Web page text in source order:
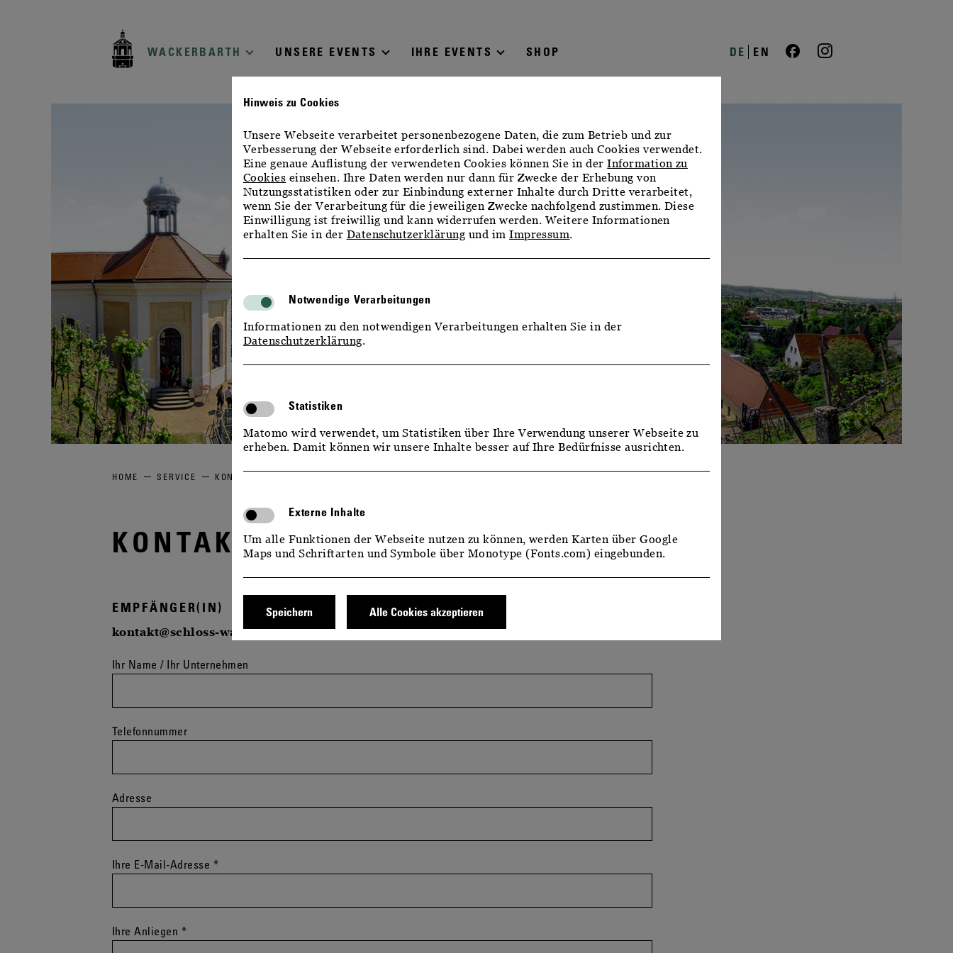
WACKERBARTH UNSERE EVENTS IHRE EVENTS SHOP DE EN
HOME SERVICE KONTAKT & ÖFFNUNGSZEITEN
KONTAKTFORMULAR
EMPFÄNGER(IN)
kontakt@schloss-wackerbarth.de
Ihr Name / Ihr Unternehmen
Telefonnummer
Adresse
Ihre E-Mail-Adresse *
Ihre Anliegen *
Hinweis zu Cookies
Unsere Webseite verarbeitet personenbezogene Daten, die zum Betrieb und zur
Verbesserung der Webseite erforderlich sind. Dabei werden auch Cookies verwendet.
Eine genaue Auflistung der verwendeten Cookies können Sie in derInformation zu
Cookies einsehen. Ihre Daten werden nur dann für Zwecke der Erhebung von
Nutzungsstatistiken oder zur Einbindung externer Inhalte durch Dritte verarbeitet,
wenn Sie der Verarbeitung für die jeweiligen Zwecke nachfolgend zustimmen. Diese
Einwilligung ist freiwillig und kann widerrufen werden. Weitere Informationen
erhalten Sie in der Datenschutzerklärung und imImpressum.
Notwendige Verarbeitungen
Informationen zu den notwendigen Verarbeitungen erhalten Sie in der
Datenschutzerklärung.
Statistiken
Matomo wird verwendet, um Statistiken über Ihre Verwendung unserer Webseite zu
erheben. Damit können wir unsere Inhalte besser auf Ihre Bedürfnisse ausrichten.
Externe Inhalte
Um alle Funktionen der Webseite nutzen zu können, werden Karten über Google
Maps und Schriftarten und Symbole über Monotype (Fonts.com) eingebunden.
Speichern Alle Cookies akzeptieren